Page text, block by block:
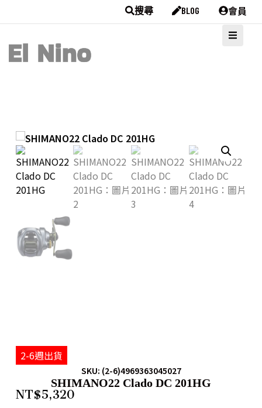
搜尋 BLOG 會員
2-6週出貨
SKU: (2-6)4969363045027
SHIMANO22 Clado DC 201HG
NT$5,320